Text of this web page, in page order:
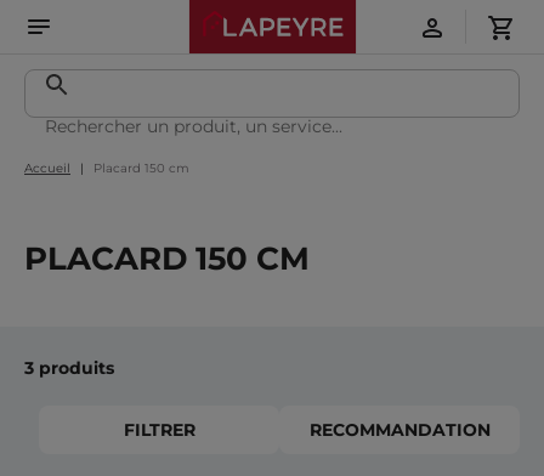
Accueil Placard 150 cm
PLACARD 150 CM
3 produits
FILTRER RECOMMANDATION